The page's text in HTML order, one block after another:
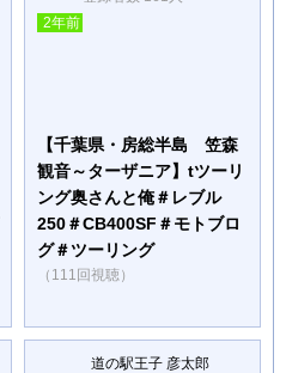
2年前
【千葉県・房総半島 笠森
観音～ターザニア】tツーリ
ング奥さんと俺＃レブル
250＃CB400SF＃モトブロ
グ＃ツーリング
（111回視聴）
道の駅王子 彦太郎